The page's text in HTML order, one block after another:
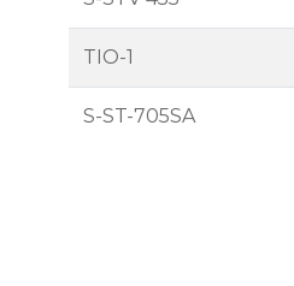
TIO-1
S-ST-705SA